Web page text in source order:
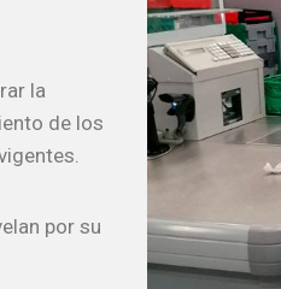
la
de los
por su